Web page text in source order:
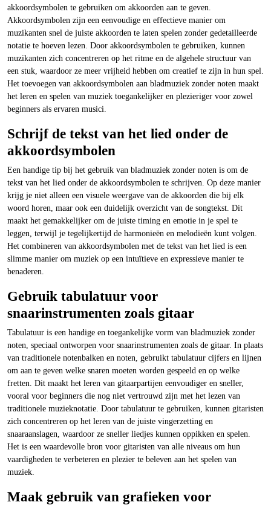
akkoordsymbolen te gebruiken om akkoorden aan te geven.
Akkoordsymbolen zijn een eenvoudige en effectieve manier om
muzikanten snel de juiste akkoorden te laten spelen zonder gedetailleerde
notatie te hoeven lezen. Door akkoordsymbolen te gebruiken, kunnen
muzikanten zich concentreren op het ritme en de algehele structuur van
een stuk, waardoor ze meer vrijheid hebben om creatief te zijn in hun spel.
Het toevoegen van akkoordsymbolen aan bladmuziek zonder noten maakt
het leren en spelen van muziek toegankelijker en plezieriger voor zowel
beginners als ervaren musici.
Schrijf de tekst van het lied onder de
akkoordsymbolen
Een handige tip bij het gebruik van bladmuziek zonder noten is om de
tekst van het lied onder de akkoordsymbolen te schrijven. Op deze manier
krijg je niet alleen een visuele weergave van de akkoorden die bij elk
woord horen, maar ook een duidelijk overzicht van de songtekst. Dit
maakt het gemakkelijker om de juiste timing en emotie in je spel te
leggen, terwijl je tegelijkertijd de harmonieën en melodieën kunt volgen.
Het combineren van akkoordsymbolen met de tekst van het lied is een
slimme manier om muziek op een intuïtieve en expressieve manier te
benaderen.
Gebruik tabulatuur voor
snaarinstrumenten zoals gitaar
Tabulatuur is een handige en toegankelijke vorm van bladmuziek zonder
noten, speciaal ontworpen voor snaarinstrumenten zoals de gitaar. In plaats
van traditionele notenbalken en noten, gebruikt tabulatuur cijfers en lijnen
om aan te geven welke snaren moeten worden gespeeld en op welke
fretten. Dit maakt het leren van gitaarpartijen eenvoudiger en sneller,
vooral voor beginners die nog niet vertrouwd zijn met het lezen van
traditionele muzieknotatie. Door tabulatuur te gebruiken, kunnen gitaristen
zich concentreren op het leren van de juiste vingerzetting en
snaaraanslagen, waardoor ze sneller liedjes kunnen oppikken en spelen.
Het is een waardevolle bron voor gitaristen van alle niveaus om hun
vaardigheden te verbeteren en plezier te beleven aan het spelen van
muziek.
Maak gebruik van grafieken voor